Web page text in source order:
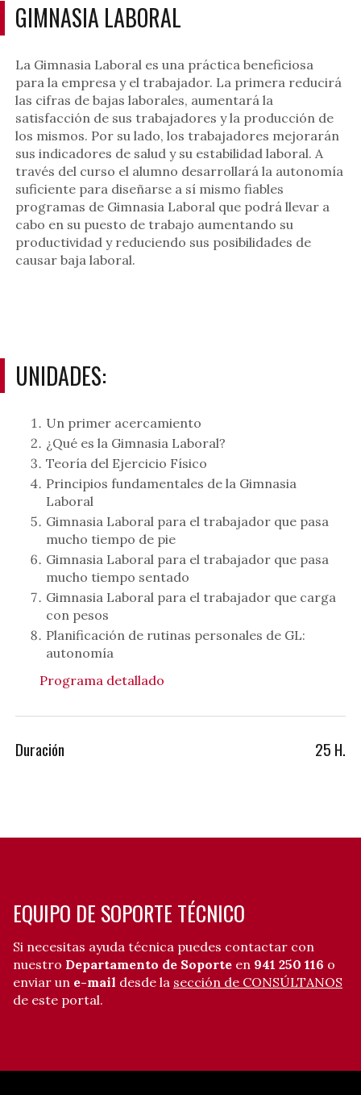
GIMNASIA LABORAL
La Gimnasia Laboral es una práctica beneficiosa
para la empresa y el trabajador. La primera reducirá
las cifras de bajas laborales, aumentará la
satisfacción de sus trabajadores y la producción de
los mismos. Por su lado, los trabajadores mejorarán
sus indicadores de salud y su estabilidad laboral. A
través del curso el alumno desarrollará la autonomía
suficiente para diseñarse a sí mismo fiables
programas de Gimnasia Laboral que podrá llevar a
cabo en su puesto de trabajo aumentando su
productividad y reduciendo sus posibilidades de
causar baja laboral.
UNIDADES:
Un primer acercamiento
¿Qué es la Gimnasia Laboral?
Teoría del Ejercicio Físico
Principios fundamentales de la Gimnasia
Laboral
Gimnasia Laboral para el trabajador que pasa
mucho tiempo de pie
Gimnasia Laboral para el trabajador que pasa
mucho tiempo sentado
Gimnasia Laboral para el trabajador que carga
con pesos
Planificación de rutinas personales de GL:
autonomía
Programa detallado
25 H.
Duración
EQUIPO DE SOPORTE TÉCNICO
Si necesitas ayuda técnica puedes contactar con
nuestro Departamento de Soporte en 941 250 116 o
enviar un e-mail desde la sección de CONSÚLTANOS
de este portal.